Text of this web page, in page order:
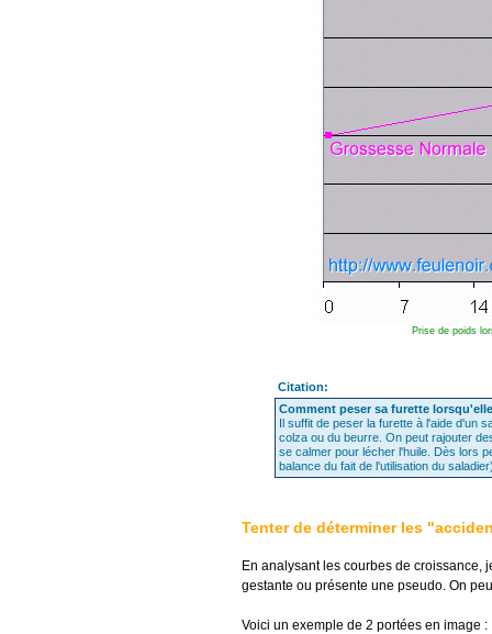
Prise de poids
Citation:
Comment peser sa furette
Il suffit de peser la furette à l'aide d'un
colza ou du beurre. On peut rajouter
se calmer pour lécher l'huile. Dès lors
balance du fait de l'utilisation du
Tenter de déterminer les
En analysant les courbes de croissance,
gestante ou présente une pseudo. On
Voici un exemple de 2 portées en image :